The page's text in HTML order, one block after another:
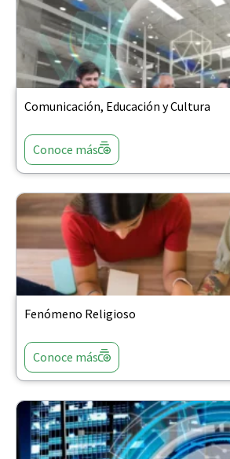
Comunicación, Educación y Cultura
Conoce más
Fenómeno Religioso
Conoce más